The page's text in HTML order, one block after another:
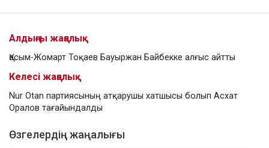
Алдыңғы жаңалық
Қасым-Жомарт Тоқаев Бауыржан Байбекке алғыс айтты
Келесі жаңалық
Nur Otan партиясының атқарушы хатшысы болып Асхат
Оралов тағайындалды